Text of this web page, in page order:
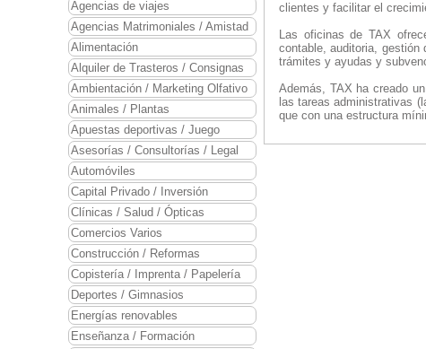
Agencias de viajes
Agencias Matrimoniales / Amistad
Alimentación
Alquiler de Trasteros / Consignas
Ambientación / Marketing Olfativo
Animales / Plantas
Apuestas deportivas / Juego
Asesorías / Consultorías / Legal
Automóviles
Capital Privado / Inversión
Clínicas / Salud / Ópticas
Comercios Varios
Construcción / Reformas
Copistería / Imprenta / Papelería
Deportes / Gimnasios
Energías renovables
Enseñanza / Formación
clientes y facilitar el
Las oficinas de TAX
contable, auditoria, gestión
trámites y ayudas y
Además, TAX ha creado
las tareas administrativas
que con una estructura